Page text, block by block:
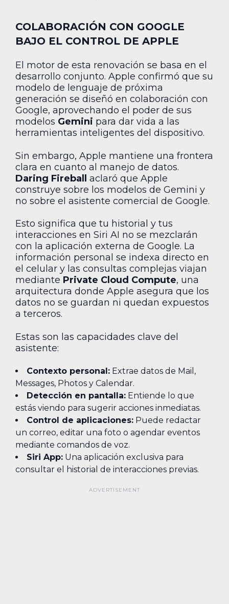
COLABORACIÓN CON GOOGLE
BAJO EL CONTROL DE APPLE
El motor de esta renovación se basa en el
desarrollo conjunto. Apple confirmó que su
modelo de lenguaje de próxima
generación se diseñó en colaboración con
Google, aprovechando el poder de sus
modelos Gemini para dar vida a las
herramientas inteligentes del dispositivo.
Sin embargo, Apple mantiene una frontera
clara en cuanto al manejo de datos.
Daring Fireball
aclaró que Apple
construye sobre los modelos de Gemini y
no sobre el asistente comercial de Google.
Esto significa que tu historial y tus
interacciones en Siri AI no se mezclarán
con la aplicación externa de Google. La
información personal se indexa directo en
el celular y las consultas complejas viajan
mediante Private Cloud Compute, una
arquitectura donde Apple asegura que los
datos no se guardan ni quedan expuestos
a terceros.
Estas son las capacidades clave del
asistente:
Contexto personal: Extrae datos de Mail,
Messages, Photos y Calendar.
Detección en pantalla: Entiende lo que
estás viendo para sugerir acciones inmediatas.
Control de aplicaciones: Puede redactar
un correo, editar una foto o agendar eventos
mediante comandos de voz.
Siri App: Una aplicación exclusiva para
consultar el historial de interacciones previas.